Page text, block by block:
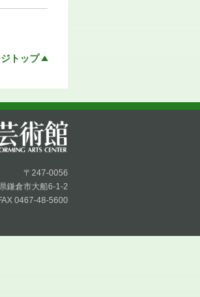
トップ
〒247-0056
鎌倉市大船6-1-2
0467-48-5600